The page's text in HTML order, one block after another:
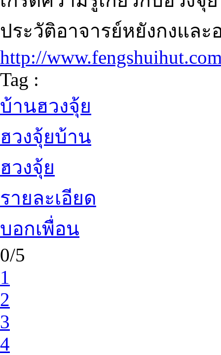
ประวัติอาจารย์หยังกงแล
http://
Tag :
บ้านฮวงจุ้ย
ฮวงจุ้ยบ้าน
ฮวงจุ้ย
รายละเอียด
บอกเพื่อน
0/5
1
2
3
4